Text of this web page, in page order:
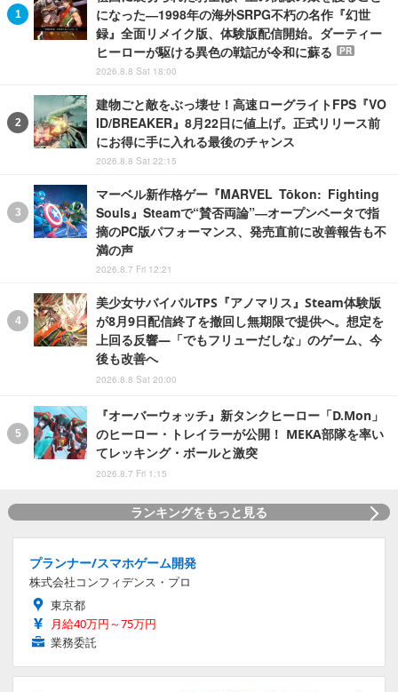
になった―1998年の海外SRPG不朽の名作『幻世
録』全面リメイク版、体験版配信開始。ダーティー
ヒーローが駆ける異色の戦記が令和に蘇る
PR
2026.8.8 Sat 18:00
建物ごと敵をぶっ壊せ！高速ローグライトFPS『VO
ID/BREAKER』8月22日に値上げ。正式リリース前
にお得に手に入れる最後のチャンス
2026.8.8 Sat 22:15
マーベル新作格ゲー『MARVEL Tōkon: Fighting
Souls』Steamで“賛否両論”―オープンベータで指
摘のPC版パフォーマンス、発売直前に改善報告も不
満の声
2026.8.7 Fri 12:21
美少女サバイバルTPS『アノマリス』Steam体験版
が8月9日配信終了を撤回し無期限で提供へ。想定を
上回る反響―「でもフリューだしな」のゲーム、今
後も改善へ
2026.8.8 Sat 20:00
『オーバーウォッチ』新タンクヒーロー「D.Mon」
のヒーロー・トレイラーが公開！ MEKA部隊を率い
てレッキング・ボールと激突
2026.8.7 Fri 1:15
ランキングをもっと見る
プランナー/スマホゲーム開発
株式会社コンフィデンス・プロ
東京都
月給40万円～75万円
業務委託